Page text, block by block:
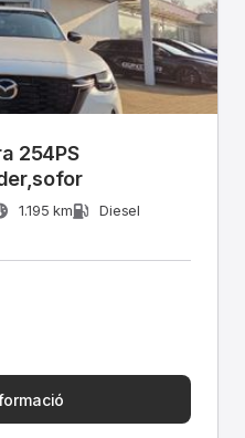
254PS
1.195 km
Diesel